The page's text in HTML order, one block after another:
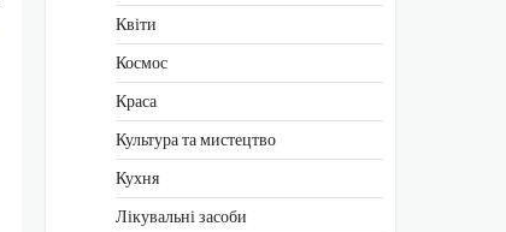
Квіти
Космос
Краса
Культура та мистецтво
Кухня
Лікувальні засоби